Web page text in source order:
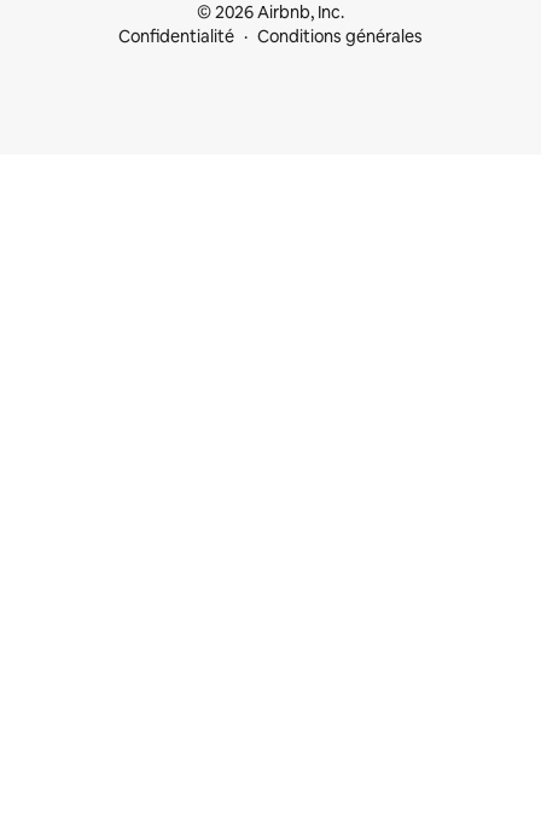
© 2026 Airbnb, Inc.
Confidentialité
Conditions générales